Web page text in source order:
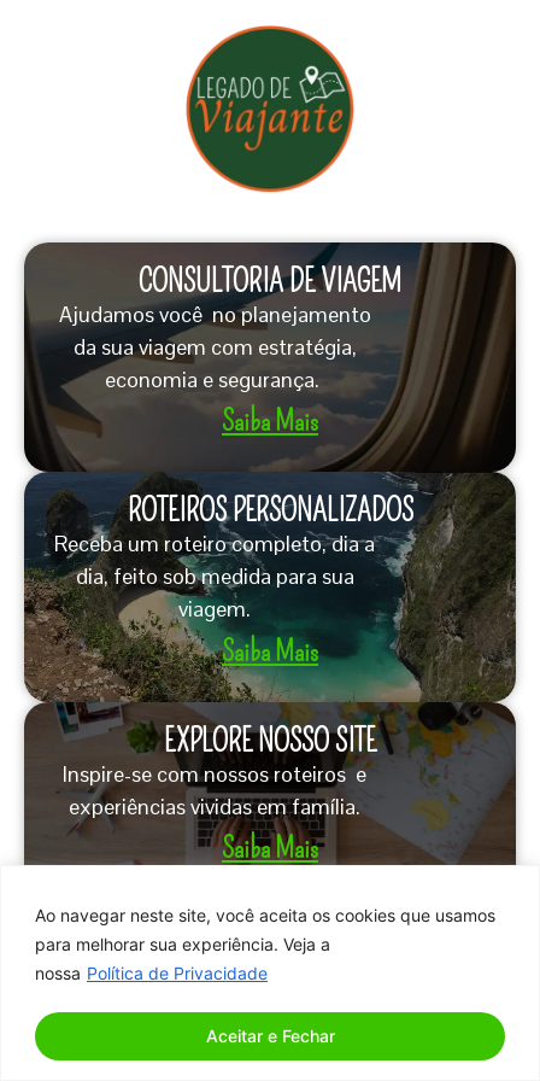
Ao navegar neste site, você aceita os cookies que usamos
para melhorar sua experiência. Veja a
nossa Política de Privacidade
Aceitar e Fechar
CONSULTORIA DE VIAGEM
Ajudamos você no planejamento
da sua viagem com estratégia,
economia e segurança.
Saiba Mais
ROTEIROS PERSONALIZADOS
Receba um roteiro completo, dia a
dia, feito sob medida para sua
viagem.
Saiba Mais
EXPLORE NOSSO SITE
Inspire-se com nossos roteiros e
experiências vividas em família.
Saiba Mais